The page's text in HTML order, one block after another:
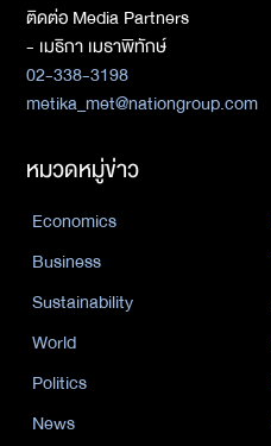
ติดต่อ Media Partners
- เมธิกา เมธาพิทักษ์
02-338-3198
metika_met@nationgroup.com
หมวดหมู่ข่าว
Economics
Business
Sustainability
World
Politics
News